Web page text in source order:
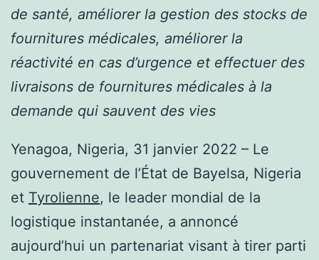
de santé, améliorer la gestion des stocks de
fournitures médicales, améliorer la
réactivité en cas d’urgence et effectuer des
livraisons de fournitures médicales à la
demande qui sauvent des vies
Yenagoa, Nigeria, 31 janvier 2022 – Le
gouvernement de l’État de Bayelsa, Nigeria
et Tyrolienne, le leader mondial de la
logistique instantanée, a annoncé
aujourd’hui un partenariat visant à tirer parti